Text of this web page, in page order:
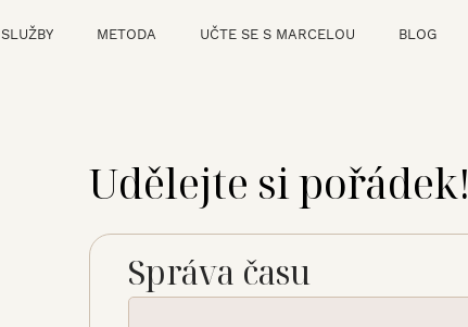
SLUŽBY METODA UČTE SE S MARCELOU BLOG
Udělejte si pořádek!
Správa času